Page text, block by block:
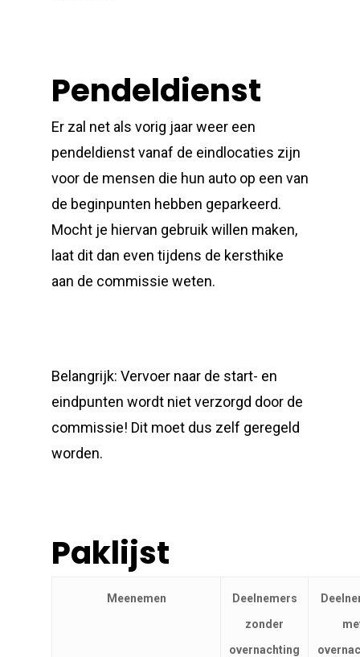
Pendeldienst
Er zal net als vorig jaar weer een
pendeldienst vanaf de eindlocaties zijn
voor de mensen die hun auto op een van
de beginpunten hebben geparkeerd.
Mocht je hiervan gebruik willen maken,
laat dit dan even tijdens de kersthike
aan de commissie weten.
Belangrijk: Vervoer naar de start- en
eindpunten wordt niet verzorgd door de
commissie! Dit moet dus zelf geregeld
worden.
Paklijst
Meenemen
Deelnemers
zonder
overnachting